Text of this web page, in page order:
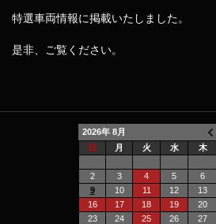
特選車両情報に掲載いたしました。
是非、ご覧ください。
2026年 8月
日
月 火 水 木
2
3 4 5 6
9
10 11 12 13
16
17 18 19 20
23
24 25 26 27